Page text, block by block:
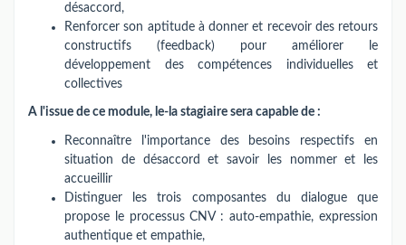
désaccord,
Renforcer son aptitude à donner et recevoir des retours
constructifs (feedback) pour améliorer le
développement des compétences individuelles et
collectives
A l'issue de ce module, le-la stagiaire sera capable de :
Reconnaître l'importance des besoins respectifs en
situation de désaccord et savoir les nommer et les
accueillir
Distinguer les trois composantes du dialogue que
propose le processus CNV : auto-empathie, expression
authentique et empathie,